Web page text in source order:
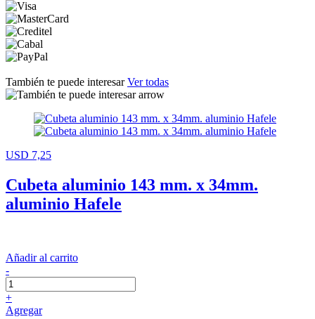
También te puede interesarVer todas
USD 7,25
Cubeta aluminio 143 mm. x 34mm.
aluminio Hafele
Añadir al carrito
-
+
Agregar